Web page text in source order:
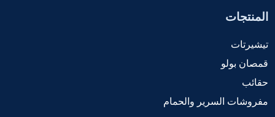
المنتجات
تيشيرتات
قمصان بولو
حقائب
مفروشات السرير والحمام